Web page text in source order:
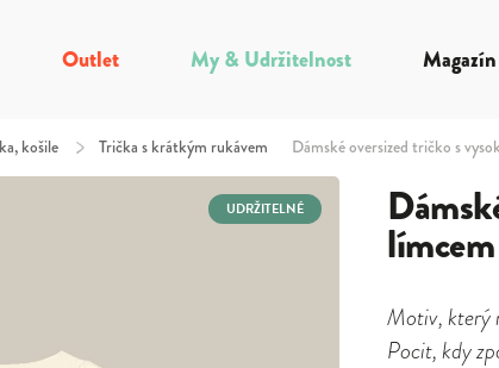
Outlet My & Udržitelnost Magazín
košile / Trička s krátkým rukávem Dámské oversized tričko s
UDRŽITELNÉ
Motiv, který
Pocit, kdy